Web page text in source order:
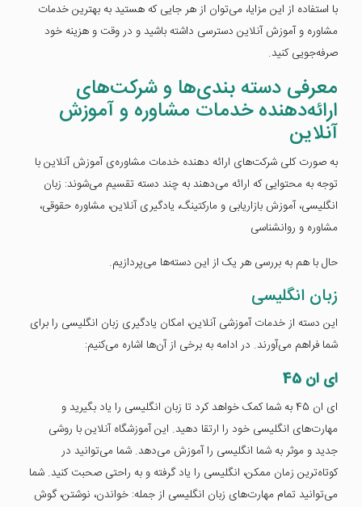
با استفاده از این مزایا، می‌توان از هر جایی که هستید به بهترین خدمات
مشاوره و آموزش آنلاین دسترسی داشته باشید و در وقت و هزینه خود
صرفه‌جویی کنید.
معرفی دسته بندی‌ها و شرکت‌های
ارائه‌دهنده خدمات مشاوره و آموزش
آنلاین
به صورت کلی شرکت‌های ارائه دهنده خدمات مشاوره‌ی آموزش آنلاین با
توجه به محتوایی که ارائه می‌دهند به چند دسته تقسیم می‌شوند: زبان
انگلیسی، آموزش بازاریابی و مارکتینگ، یادگیری آنلاین، مشاوره حقوقی،
مشاوره و روانشناسی
حال با هم به بررسی هر یک از این دسته‌ها می‌پردازیم.
زبان انگلیسی
این دسته از خدمات آموزشی آنلاین، امکان یادگیری زبان انگلیسی را برای
شما فراهم می‌آورند. در ادامه به برخی از آن‌ها اشاره می‌کنیم:
ای ان 45
ای ان 45 به شما کمک خواهد کرد تا زبان انگلیسی را یاد بگیرید و
مهارت‌های انگلیسی خود را ارتقا دهید. این آموزشگاه آنلاین با روشی
جدید و موثر به شما انگلیسی را آموزش می‌دهد. شما می‌توانید در
کوتاه‌ترین زمان ممکن، انگلیسی را یاد گرفته و به راحتی صحبت کنید. شما
می‌توانید تمام مهارت‌های زبان انگلیسی از جمله: خواندن، نوشتن، گوش